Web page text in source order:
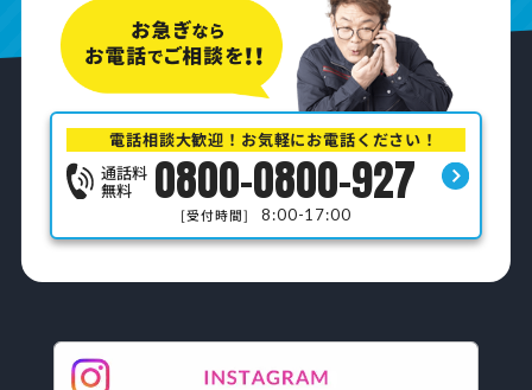
電話相談大歓迎！お気軽にお電話ください！
通話料
無料 0800-0800-927
[受付時間] 8:00-17:00